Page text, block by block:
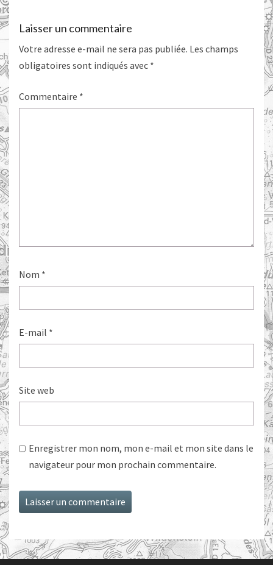
Laisser un commentaire
Votre adresse e-mail ne sera pas publiée. Les champs
obligatoires sont indiqués avec *
Commentaire *
Nom *
E-mail *
Site web
Enregistrer mon nom, mon e-mail et mon site dans le
navigateur pour mon prochain commentaire.